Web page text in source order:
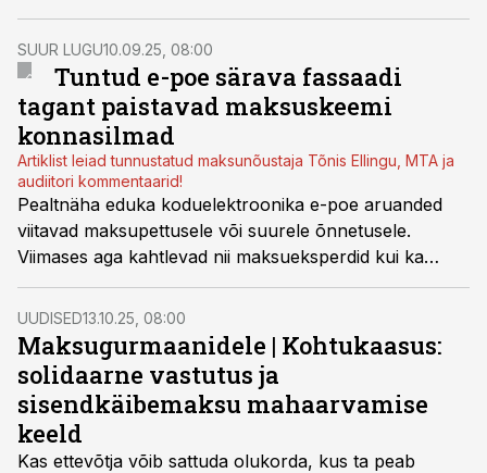
teavituseks ja millal on tegemist puudulike
vorminõuetega?
SUUR LUGU10.09.25, 08:00
Tuntud e-poe särava fassaadi
tagant paistavad maksuskeemi
konnasilmad
Artiklist leiad tunnustatud maksunõustaja Tõnis Ellingu, MTA ja
audiitori kommentaarid!
Pealtnäha eduka koduelektroonika e-poe aruanded
viitavad maksupettusele või suurele õnnetusele.
Viimases aga kahtlevad nii maksueksperdid kui ka
konkurendid, kel ajab ebaausana näiv äri kopsu üle
maksa.
UUDISED13.10.25, 08:00
Maksugurmaanidele | Kohtukaasus:
solidaarne vastutus ja
sisendkäibemaksu mahaarvamise
keeld
Kas ettevõtja võib sattuda olukorda, kus ta peab